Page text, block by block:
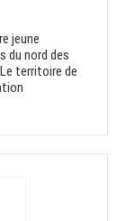
jeune
du nord des
territoire de